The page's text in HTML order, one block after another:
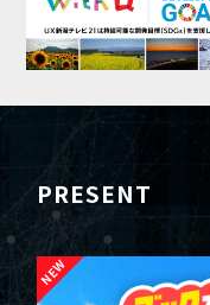
PRESENT